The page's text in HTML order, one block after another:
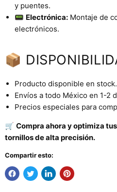
y puentes.
📟 Electrónica: Montaje de
electrónicos.
📦
Producto disponible en stock.
Envíos a todo México en 1-2
Precios especiales para
🛒 Compra ahora y optimiza
tornillos de alta precisión.
Compartir esto: